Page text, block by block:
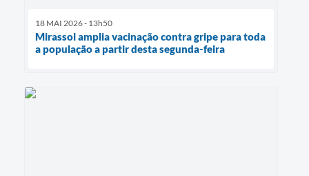
18 MAI 2026 - 13h50
Mirassol amplia vacinação contra gripe para toda
a população a partir desta segunda-feira